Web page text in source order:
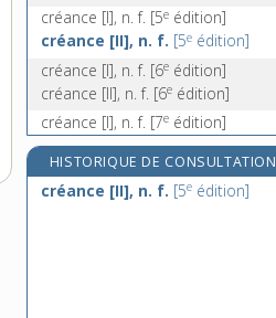
créance [I], n. f. [5e édition]
créance [II], n. f. [5e édition]
créance [I], n. f. [6e édition]
créance [II], n. f. [6e édition]
créance [I], n. f. [7e édition]
créance [II], n. f.[7eédition]
créance, n. f.[8e édition]
créance, n. f.[9e édition]
HISTORIQUE DE CONSULTATION
créance [II], n. f. [5e édition]